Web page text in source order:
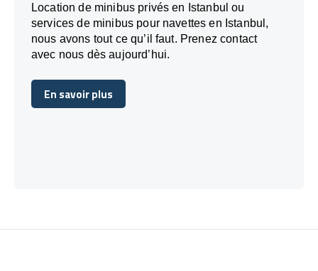
Location de minibus privés en Istanbul ou
services de minibus pour navettes en Istanbul,
nous avons tout ce qu’il faut. Prenez contact
avec nous dès aujourd’hui.
En savoir plus
En savoir plus